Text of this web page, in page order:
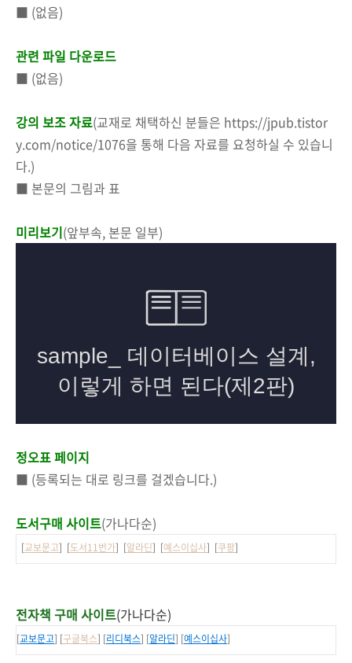
■ (없음)
관련 파일 다운로드
■ (없음)
강의 보조 자료(교재로 채택하신 분들은 https://jpub.tistor
y.com/notice/1076을 통해 다음 자료를 요청하실 수 있습니
다.)
■ 본문의 그림과 표
미리보기(앞부속, 본문 일부)
정오표 페이지
■ (등록되는 대로 링크를 걸겠습니다.)
도서구매 사이트(가나다순)
[교보문고] [도서11번가] [알라딘] [예스이십사] [쿠팡]
전자책 구매 사이트(가나다순)
[교보문고] [구글북스] [리디북스] [알라딘] [예스이십사]